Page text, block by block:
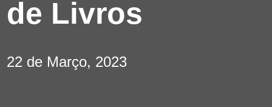
de Livros
22 de Março, 2023